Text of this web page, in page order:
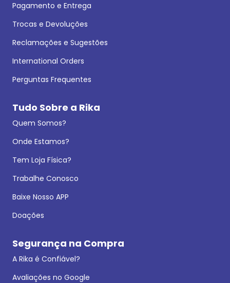
Pagamento e Entrega
Trocas e Devoluções
Reclamações e Sugestões
International Orders
Perguntas Frequentes
Tudo Sobre a Rika
Quem Somos?
Onde Estamos?
Tem Loja Física?
Trabalhe Conosco
Baixe Nosso APP
Doações
Segurança na Compra
A Rika é Confiável?
Avaliações no Google